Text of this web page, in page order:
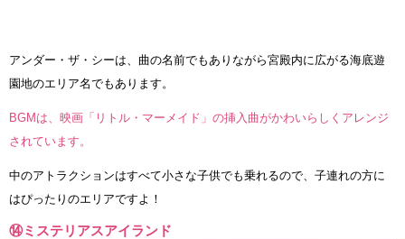
アンダー・ザ・シーは、曲の名前でもありながら宮殿内に広がる海底遊
園地のエリア名でもあります。
BGMは、映画「リトル・マーメイド」の挿入曲がかわいらしくアレンジ
されています。
中のアトラクションはすべて小さな子供でも乗れるので、子連れの方に
はぴったりのエリアですよ！
⑭ミステリアスアイランド